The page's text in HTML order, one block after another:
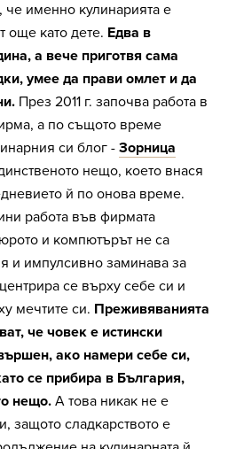
че именно кулинарията е
още като дете. Едва в
а вече приготвя сама
умее да прави омлет и да
През 2011 г. започва работа в
а по същото време
си блог - Зорница
нещо, което внася
й по онова време.
работа във фирмата
и компютърът не са
и импулсивно заминава за
се върху себе си и
мечтите си. Преживяванията
че човек е истински
ако намери себе си,
се прибира в България,
нещо. А това никак не е
защото сладкарството е